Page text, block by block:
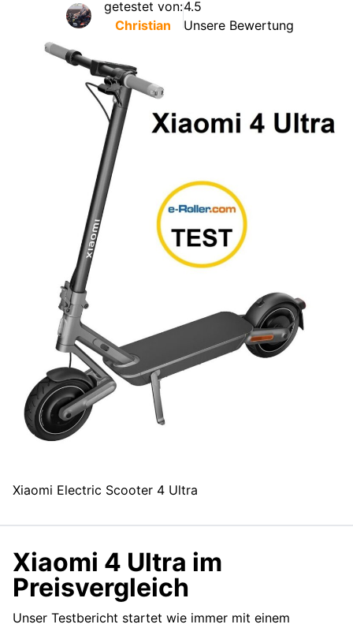
getestet von:
Christian
4.5
Unsere Bewertung
Xiaomi Electric Scooter 4 Ultra
Xiaomi 4 Ultra im
Preisvergleich
Unser Testbericht startet wie immer mit einem